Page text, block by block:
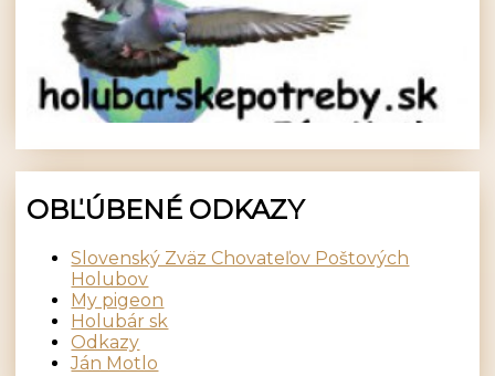
OBĽÚBENÉ ODKAZY
Slovenský Zväz Chovateľov Poštových
Holubov
My pigeon
Holubár sk
Odkazy
Ján Motlo